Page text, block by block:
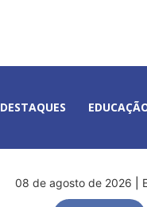
DESTAQUES
08 de agosto de 2026